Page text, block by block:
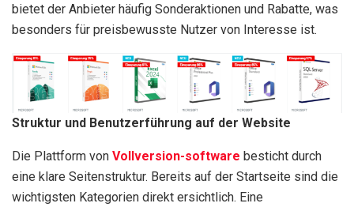
bietet der Anbieter häufig Sonderaktionen und Rabatte, was
besonders für preisbewusste Nutzer von Interesse ist.
Struktur und Benutzerführung auf der Website
Die Plattform von Vollversion-software besticht durch
eine klare Seitenstruktur. Bereits auf der Startseite sind die
wichtigsten Kategorien direkt ersichtlich. Eine